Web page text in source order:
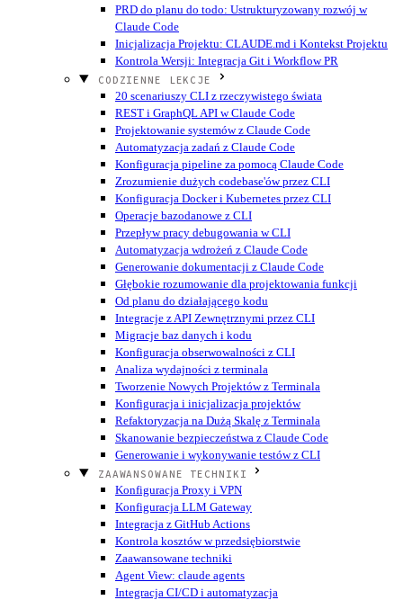
PRD do planu do todo: Ustrukturyzowany rozwój w
Claude Code
Inicjalizacja Projektu: CLAUDE.md i Kontekst Projektu
Kontrola Wersji: Integracja Git i Workflow PR
CODZIENNE LEKCJE
20 scenariuszy CLI z rzeczywistego świata
REST i GraphQL API w Claude Code
Projektowanie systemów z Claude Code
Automatyzacja zadań z Claude Code
Konfiguracja pipeline za pomocą Claude Code
Zrozumienie dużych codebase'ów przez CLI
Konfiguracja Docker i Kubernetes przez CLI
Operacje bazodanowe z CLI
Przepływ pracy debugowania w CLI
Automatyzacja wdrożeń z Claude Code
Generowanie dokumentacji z Claude Code
Głębokie rozumowanie dla projektowania funkcji
Od planu do działającego kodu
Integracje z API Zewnętrznymi przez CLI
Migracje baz danych i kodu
Konfiguracja obserwowalności z CLI
Analiza wydajności z terminala
Tworzenie Nowych Projektów z Terminala
Konfiguracja i inicjalizacja projektów
Refaktoryzacja na Dużą Skalę z Terminala
Skanowanie bezpieczeństwa z Claude Code
Generowanie i wykonywanie testów z CLI
ZAAWANSOWANE TECHNIKI
Konfiguracja Proxy i VPN
Konfiguracja LLM Gateway
Integracja z GitHub Actions
Kontrola kosztów w przedsiębiorstwie
Zaawansowane techniki
Agent View: claude agents
Integracja CI/CD i automatyzacja